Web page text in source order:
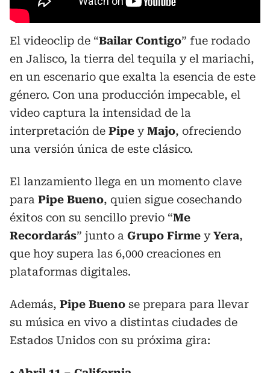
El videoclip de “Bailar Contigo” fue rodado
en Jalisco, la tierra del tequila y el mariachi,
en un escenario que exalta la esencia de este
género. Con una producción impecable, el
video captura la intensidad de la
interpretación de Pipe yMajo, ofreciendo
una versión única de este clásico.
El lanzamiento llega en un momento clave
para Pipe Bueno, quien sigue cosechando
éxitos con su sencillo previo “Me
Recordarás” junto a Grupo Firme yYera,
que hoy supera las 6,000 creaciones en
plataformas digitales.
Además, Pipe Bueno se prepara para llevar
su música en vivo a distintas ciudades de
Estados Unidos con su próxima gira: